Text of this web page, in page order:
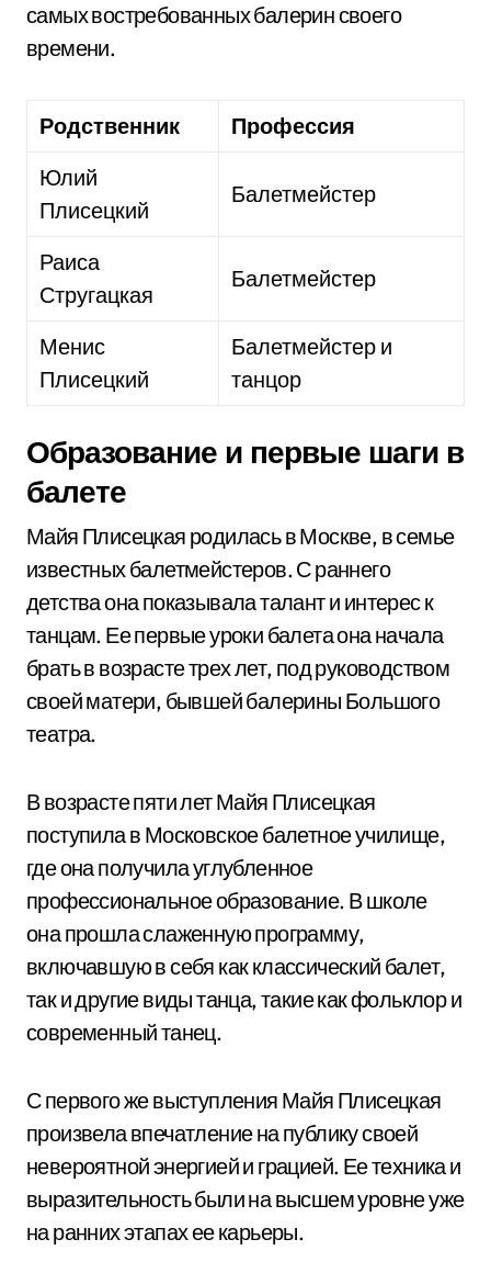
самых востребованных балерин своего
времени.
Родственник
Профессия
Юлий
Плисецкий
Балетмейстер
Раиса
Стругацкая
Балетмейстер
Менис
Плисецкий
Балетмейстер и
танцор
Образование и первые шаги в
балете
Майя Плисецкая родилась в Москве, в семье
известных балетмейстеров. С раннего
детства она показывала талант и интерес к
танцам. Ее первые уроки балета она начала
брать в возрасте трех лет, под руководством
своей матери, бывшей балерины Большого
театра.
В возрасте пяти лет Майя Плисецкая
поступила в Московское балетное училище,
где она получила углубленное
профессиональное образование. В школе
она прошла слаженную программу,
включавшую в себя как классический балет,
так и другие виды танца, такие как фольклор и
современный танец.
С первого же выступления Майя Плисецкая
произвела впечатление на публику своей
невероятной энергией и грацией. Ее техника и
выразительность были на высшем уровне уже
на ранних этапах ее карьеры.